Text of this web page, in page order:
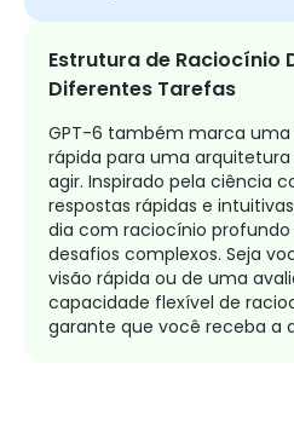
Estrutura de Raciocínio
Diferentes Tarefas
GPT-6 também marca
rápida para uma
agir. Inspirado pela ciência
respostas rápidas e
dia com raciocínio
desafios complexos. Seja
visão rápida ou de uma
capacidade flexível de
garante que você receba a